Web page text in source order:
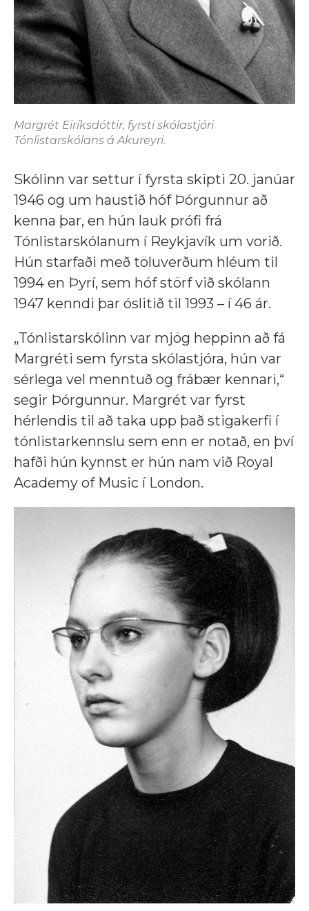
Margrét Eiríksdóttir, fyrsti skólastjóri
Tónlistarskólans á Akureyri.
Skólinn var settur í fyrsta skipti 20. janúar
1946 og um haustið hóf Þórgunnur að
kenna þar, en hún lauk prófi frá
Tónlistarskólanum í Reykjavík um vorið.
Hún starfaði með töluverðum hléum til
1994 en Þyrí, sem hóf störf við skólann
1947 kenndi þar óslitið til 1993 – í 46 ár.
„Tónlistarskólinn var mjög heppinn að fá
Margréti sem fyrsta skólastjóra, hún var
sérlega vel menntuð og frábær kennari,“
segir Þórgunnur. Margrét var fyrst
hérlendis til að taka upp það stigakerfi í
tónlistarkennslu sem enn er notað, en því
hafði hún kynnst er hún nam við Royal
Academy of Music í London.